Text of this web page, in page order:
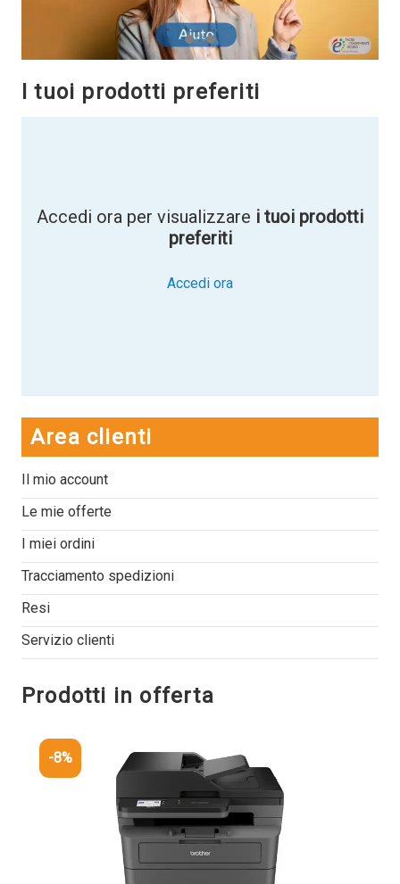
I tuoi prodotti preferiti
Accedi ora per visualizzare i tuoi prodotti
preferiti
Accedi ora
Area clienti
Il mio account
Le mie offerte
I miei ordini
Tracciamento spedizioni
Resi
Servizio clienti
Prodotti in offerta
-8%